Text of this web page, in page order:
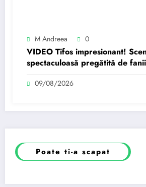
M Andreea 0
VIDEO Tifos impresionant!
spectaculoasă pregătită de
pentru Nicolae Stanciu
09/08/2026
Poate ti-a scapat